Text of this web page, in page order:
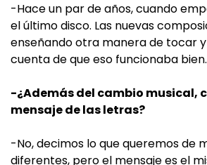
-Hace un par de años, cuando
el último disco. Las nuevas
enseñando otra manera de tocar
cuenta de que eso funcionaba bien.
-¿Además del cambio musical,
mensaje de las letras?
-No, decimos lo que queremos de
diferentes, pero el mensaje es el